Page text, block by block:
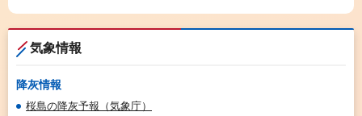
気象情報
降灰情報
桜島の降灰予報（気象庁）